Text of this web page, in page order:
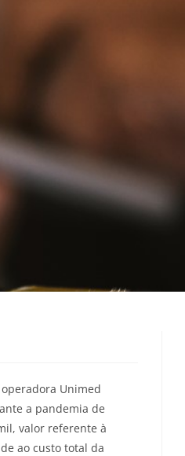
Unimed
a pandemia de
valor referente à
ao custo total da